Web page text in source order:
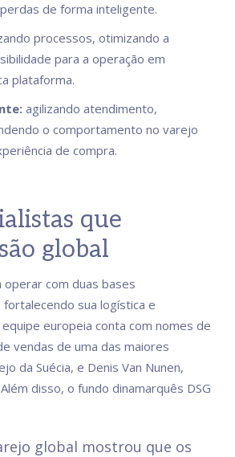
de forma inteligente.
processos, otimizando a
para a operação em
plataforma.
agilizando atendimento,
o comportamento no varejo
de compra.
que
global
operar com duas bases
sua logística e
europeia conta com nomes de
vendas de uma das maiores
da Suécia, e Denis Van Nunen,
disso, o fundo dinamarquês DSG
global mostrou que os